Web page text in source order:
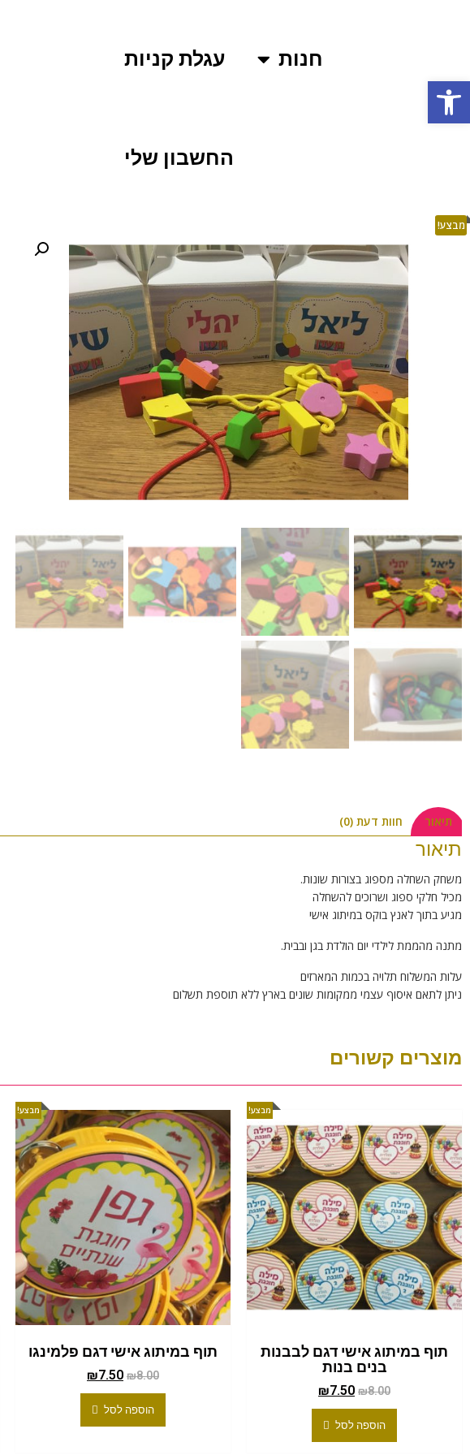
פתח סרגל נגישות
חנות עגלת קניות
החשבון שלי
מבצע!
תיאור חוות דעת (0)
תיאור
משחק השחלה מספוג בצורות שונות.
מכיל חלקי ספוג ושרוכים להשחלה
מגיע בתוך לאנץ בוקס במיתוג אישי
מתנה מהממת לילדי יום הולדת בגן ובבית.
עלות המשלוח תלויה בכמות המארזים
ניתן לתאם איסוף עצמי ממקומות שונים בארץ ללא תוספת תשלום
מוצרים קשורים
מבצע!
תוף במיתוג אישי דגם לבבנות
בנים בנות
₪8.00
₪7.50
הוספה לסל
מבצע!
תוף במיתוג אישי דגם פלמינגו
₪8.00
₪7.50
הוספה לסל